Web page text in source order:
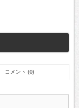
コメント (0)